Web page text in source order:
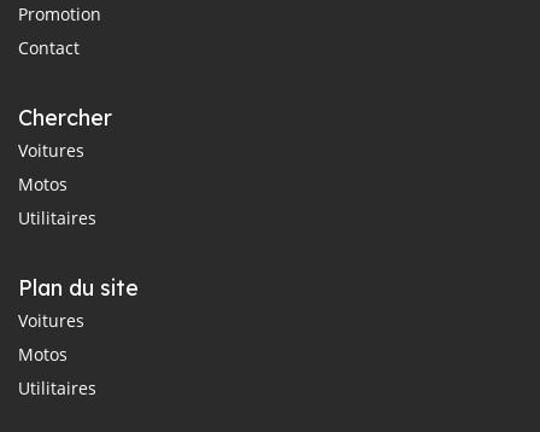
Promotion
Contact
Chercher
Voitures
Motos
Utilitaires
Plan du site
Voitures
Motos
Utilitaires